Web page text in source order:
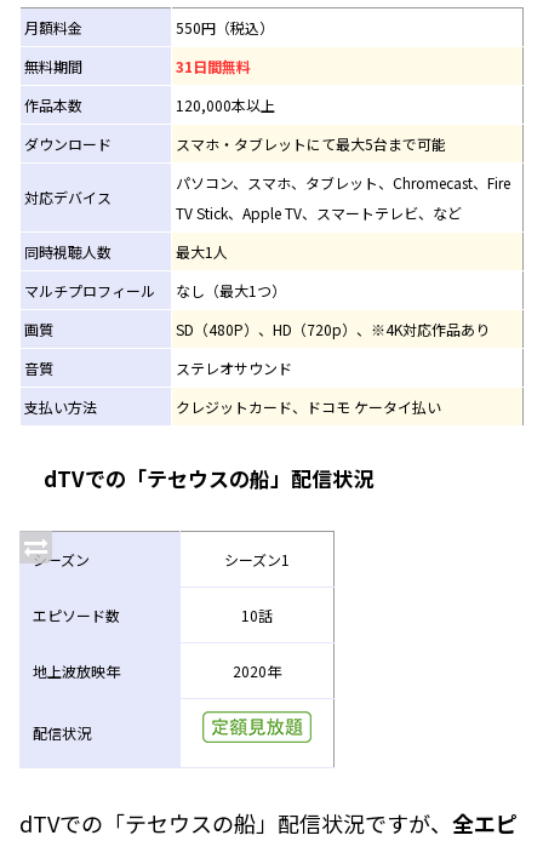
月額料金
550円（税込）
無料期間
31日間無料
作品本数
120,000本以上
ダウンロード
スマホ・タブレットにて最大5台まで可能
対応デバイス
パソコン、スマホ、タブレット、Chromecast、Fire
TV Stick、Apple TV、スマートテレビ、など
同時視聴人数
最大1人
マルチプロフィール
なし（最大1つ）
画質
SD（480P）、HD（720p）、※4K対応作品あり
音質
ステレオサウンド
支払い方法
クレジットカード、ドコモ ケータイ払い
dTVでの「テセウスの船」配信状況
シーズン シーズン1
エピソード数 10話
地上波放映年 2020年
配信状況
dTVでの「テセウスの船」配信状況ですが、 全エピ